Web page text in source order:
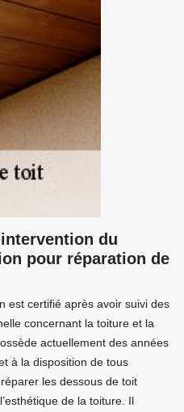
du
pour réparation de
est certifié après avoir suivi des
concernant la toiture et la
actuellement des années
à la disposition de tous
les dessous de toit
de la toiture. Il